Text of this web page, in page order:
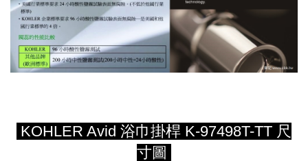
KOHLER Avid 浴巾掛桿 K-97498T-TT 尺
寸圖